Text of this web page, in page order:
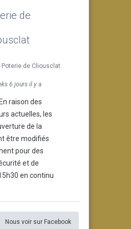
de
Poterie de Cliousclat.
6 jours il y a
raison des
actuelles, les
de la
être modifiés
pour des
et de
en continu
Nous voir sur Facebook